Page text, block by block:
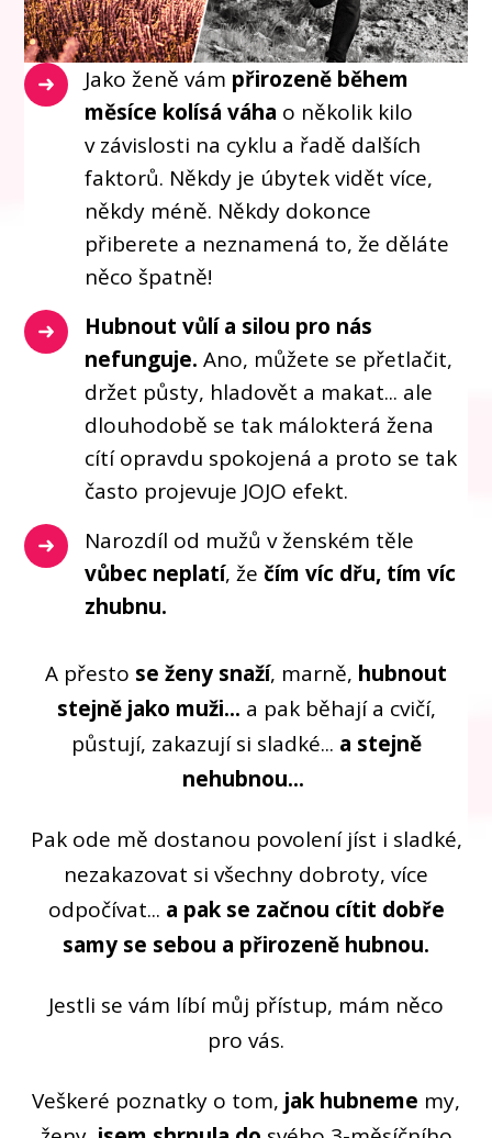
Jako ženě vám přirozeně během
měsíce kolísá váha o několik kilo
v závislosti na cyklu a řadě dalších
faktorů. Někdy je úbytek vidět více,
někdy méně. Někdy dokonce
přiberete a neznamená to, že děláte
něco špatně!
Hubnout vůlí a silou pro nás
nefunguje. Ano, můžete se přetlačit,
držet půsty, hladovět a makat... ale
dlouhodobě se tak málokterá žena
cítí opravdu spokojená a proto se tak
často projevuje JOJO efekt.
Narozdíl od mužů v ženském těle
vůbec neplatí, žečím víc dřu, tím víc
zhubnu.
A přesto se ženy snaží, marně, hubnout
stejně jako muži... a pak běhají a cvičí,
půstují, zakazují si sladké... a stejně
nehubnou...
Pak ode mě dostanou povolení jíst i sladké,
nezakazovat si všechny dobroty, více
odpočívat... a pak se začnou cítit dobře
samy se sebou a přirozeně hubnou.
Jestli se vám líbí můj přístup, mám něco
pro vás.
Veškeré poznatky o tom, jak hubneme my,